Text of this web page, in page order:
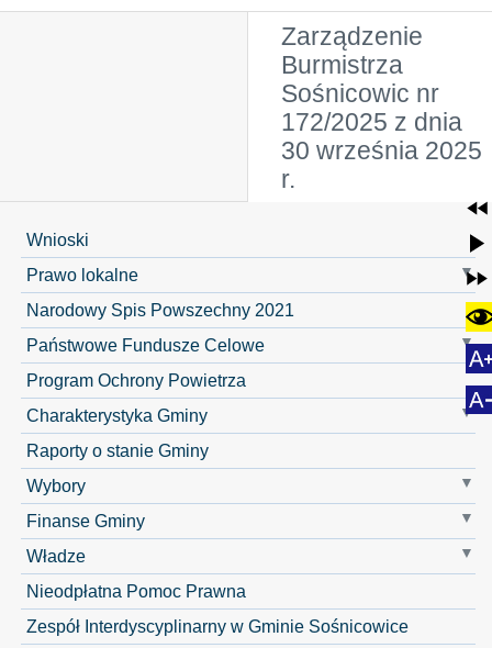
Zarządzenie
Burmistrza
Sośnicowic nr
172/2025 z dnia
30 września 2025
r.
Wnioski
Prawo lokalne
Narodowy Spis Powszechny 2021
Państwowe Fundusze Celowe
Program Ochrony Powietrza
Charakterystyka Gminy
Raporty o stanie Gminy
Wybory
Finanse Gminy
Władze
Nieodpłatna Pomoc Prawna
Zespół Interdyscyplinarny w Gminie Sośnicowice